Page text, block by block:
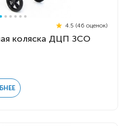
4.5 (46 оценок)
коляска ДЦП ЗСО